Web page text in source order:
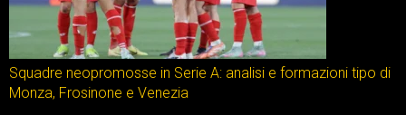
Squadre neopromosse in Serie A: analisi e formazioni tipo di
Monza, Frosinone e Venezia